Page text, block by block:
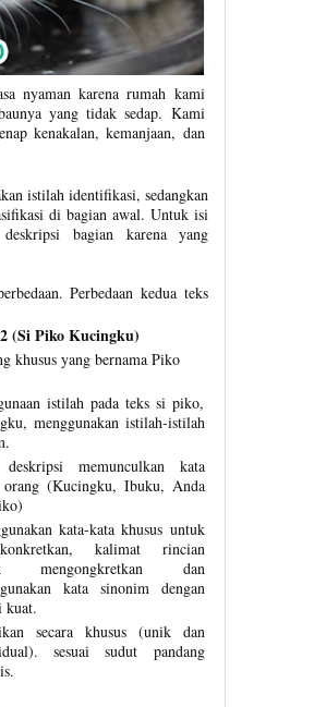
nyaman karena rumah kami
yang tidak sedap. Kami
kenakalan, kemanjaan, dan
istilah identifikasi, sedangkan
di bagian awal. Untuk isi
bagian karena yang
Perbedaan kedua teks
(Si Piko Kucingku)
khusus yang bernama Piko
istilah pada teks si piko,
menggunakan istilah-istilah
deskripsi memunculkan kata
orang (Kucingku, Ibuku, Anda
kata-kata khusus untuk
kalimat rincian
mengongkretkan dan
kata sinonim dengan
kuat.
secara khusus (unik dan
sesuai sudut pandang